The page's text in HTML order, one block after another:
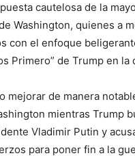
cautelosa de la
Washington, quienes a
con el enfoque
Primero” de Trump en la
mejorar de manera
mientras Trump
Vladimir Putin y
para poner fin a la